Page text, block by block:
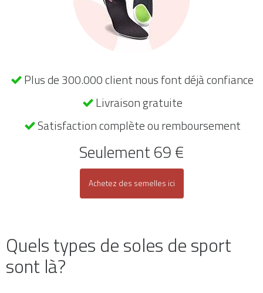
Plus de 300.000 client nous font déjà confiance
Livraison gratuite
Satisfaction complète ou remboursement
Seulement 69 €
Achetez des semelles ici
Quels types de soles de sport
sont là?